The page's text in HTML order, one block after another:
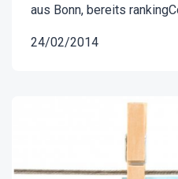
aus Bonn, bereits
24/02/2014